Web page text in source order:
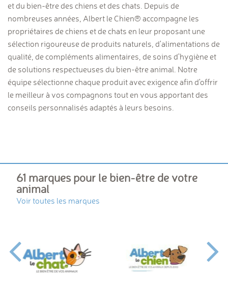
et du bien-être des chiens et des chats. Depuis de
nombreuses années, Albert le Chien® accompagne les
propriétaires de chiens et de chats en leur proposant une
sélection rigoureuse de produits naturels, d'alimentations de
qualité, de compléments alimentaires, de soins d'hygiène et
de solutions respectueuses du bien-être animal. Notre
équipe sélectionne chaque produit avec exigence afin d'offrir
le meilleur à vos compagnons tout en vous apportant des
conseils personnalisés adaptés à leurs besoins.
61 marques pour le bien-être de votre
animal
Voir toutes les marques